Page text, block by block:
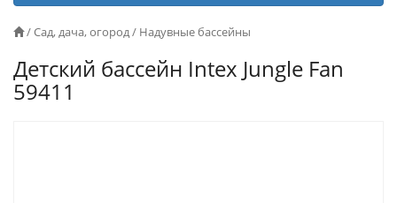
/Сад, дача, огород/ Надувные бассейны
Детский бассейн Intex Jungle Fan
59411